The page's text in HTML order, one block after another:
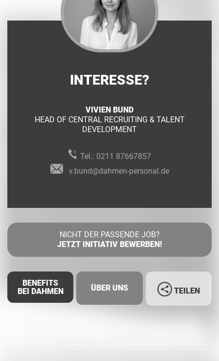
INTERESSE?
VIVIEN BUND
HEAD OF CENTRAL RECRUITING & TALENT
DEVELOPMENT
Tel.: 0211 87667857
v.bund@dahmen-personal.de
NICHT DER PASSENDE JOB?
JETZT INITIATIV BEWERBEN!
BENEFITS
BEI DAHMEN
ÜBER UNS TEILEN